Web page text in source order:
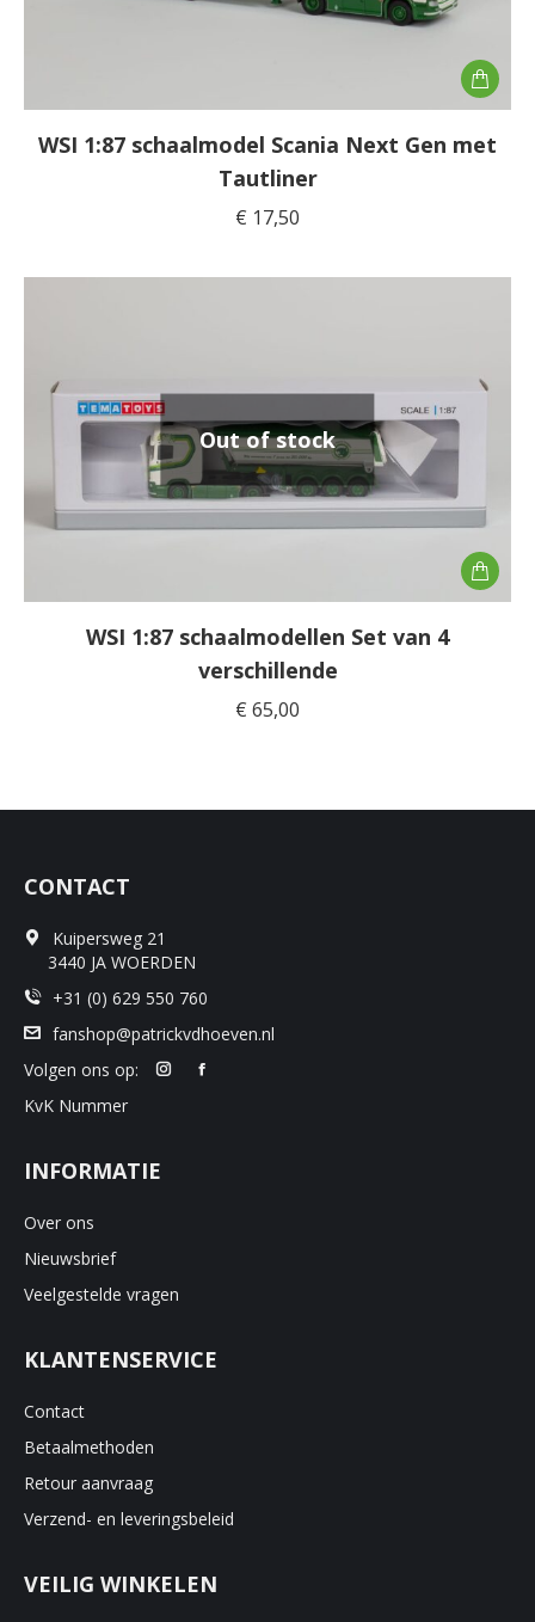
WSI 1:87 schaalmodel Scania Next Gen met
Tautliner
€ 17,50
Out of stock
WSI 1:87 schaalmodellen Set van 4
verschillende
€ 65,00
CONTACT
Kuipersweg 21
3440 JA WOERDEN
+31 (0) 629 550 760
fanshop@patrickvdhoeven.nl
Volgen ons op:
KvK Nummer
INFORMATIE
Over ons
Nieuwsbrief
Veelgestelde vragen
KLANTENSERVICE
Contact
Betaalmethoden
Retour aanvraag
Verzend- en leveringsbeleid
VEILIG WINKELEN